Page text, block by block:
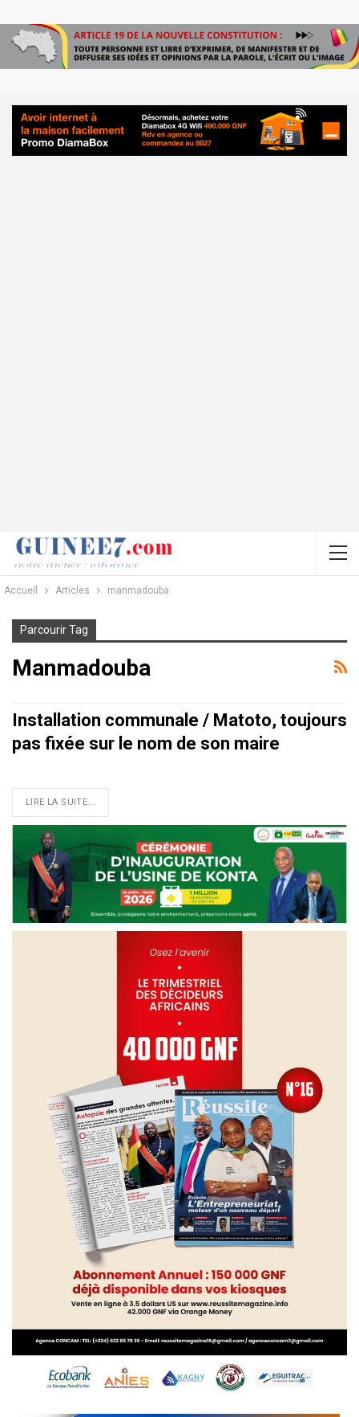
Accueil Articles manmadouba
Parcourir Tag
Manmadouba
Installation communale / Matoto, toujours
pas fixée sur le nom de son maire
LIRE LA SUITE...